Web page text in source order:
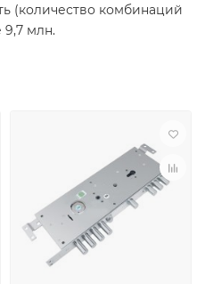
(количество комбинаций
9,7 млн.